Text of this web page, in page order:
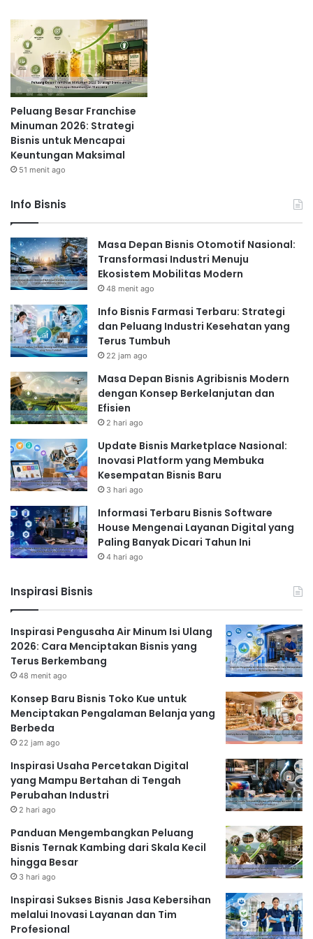
Peluang Besar Franchise
Minuman 2026: Strategi
Bisnis untuk Mencapai
Keuntungan Maksimal
51 menit ago
Info Bisnis
Masa Depan Bisnis Otomotif Nasional:
Transformasi Industri Menuju
Ekosistem Mobilitas Modern
48 menit ago
Info Bisnis Farmasi Terbaru: Strategi
dan Peluang Industri Kesehatan yang
Terus Tumbuh
22 jam ago
Masa Depan Bisnis Agribisnis Modern
dengan Konsep Berkelanjutan dan
Efisien
2 hari ago
Update Bisnis Marketplace Nasional:
Inovasi Platform yang Membuka
Kesempatan Bisnis Baru
3 hari ago
Informasi Terbaru Bisnis Software
House Mengenai Layanan Digital yang
Paling Banyak Dicari Tahun Ini
4 hari ago
Inspirasi Bisnis
Inspirasi Pengusaha Air Minum Isi Ulang
2026: Cara Menciptakan Bisnis yang
Terus Berkembang
48 menit ago
Konsep Baru Bisnis Toko Kue untuk
Menciptakan Pengalaman Belanja yang
Berbeda
22 jam ago
Inspirasi Usaha Percetakan Digital
yang Mampu Bertahan di Tengah
Perubahan Industri
2 hari ago
Panduan Mengembangkan Peluang
Bisnis Ternak Kambing dari Skala Kecil
hingga Besar
3 hari ago
Inspirasi Sukses Bisnis Jasa Kebersihan
melalui Inovasi Layanan dan Tim
Profesional